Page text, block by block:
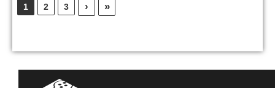
1 2 3 › »